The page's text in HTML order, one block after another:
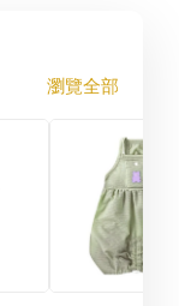
瀏覽全部